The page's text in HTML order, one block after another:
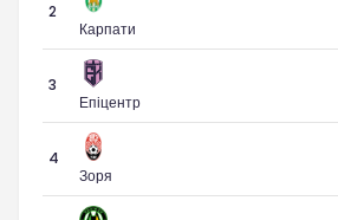
2
Карпати
3
Епіцентр
4
Зоря